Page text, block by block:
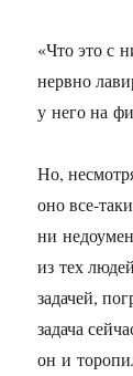
«Что это с
нервно
у него на
Но,
оно все-
ни
из тех
задачей,
задача
он и